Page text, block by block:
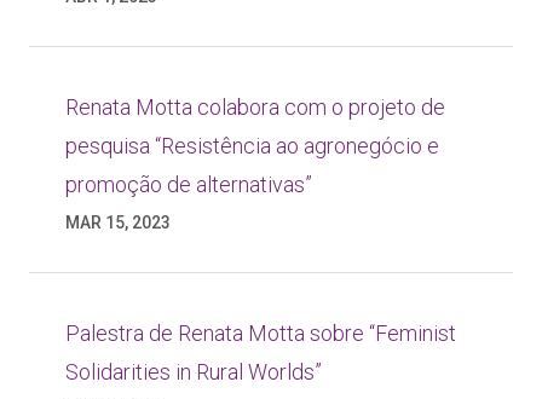
Renata Motta colabora com o projeto de
pesquisa “Resistência ao agronegócio e
promoção de alternativas”
MAR 15, 2023
Palestra de Renata Motta sobre “Feminist
Solidarities in Rural Worlds”